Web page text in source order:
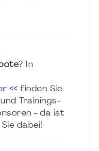
? In
<< finden Sie
Trainings-
- da ist
dabei!